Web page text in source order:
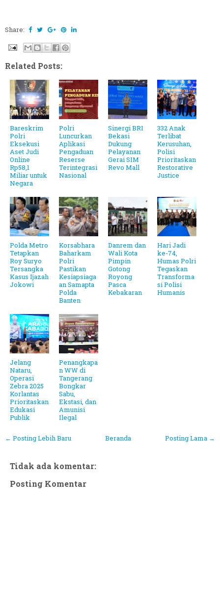
Share:
Related Posts:
Bareskrim
Polri
Eksekusi
Aset Judi
Online
Rp58,1
Miliar untuk
Negara
Polri
Luncurkan
Aplikasi
Pengaduan
Reserse
Terintegrasi
Nasional
Sinergi BRI
Bekasi
Dukung
Pelayanan
Gerai SIM
Revo Mall
332 Anak
Terlibat
Kerusuhan,
Polisi
Prioritaskan
Restorative
Justice
Polda Metro
Tetapkan
Roy Suryo
Tersangka
Kasus Ijazah
Jokowi
Korsabhara
Baharkam
Polri
Pastikan
Kesiapsiaga
an Samapta
Polda
Banten
Danrem dan
Wali Kota
Pimpin
Gotong
Royong
Pasca
Kebakaran
Hari Jadi
ke-74,
Humas Polri
Tegaskan
Transforma
si Polisi
Humanis
Jelang
Nataru,
Operasi
Zebra 2025
Korlantas
Prioritaskan
Edukasi
Publik
Penangkapa
n WW di
Tangerang
Bongkar
Sabu,
Ekstasi, dan
Amunisi
Ilegal
← Posting Lebih Baru Posting Lama →
Beranda
Tidak ada komentar:
Posting Komentar